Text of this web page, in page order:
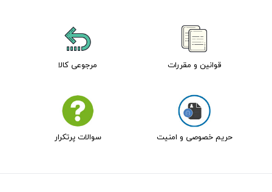
قوانین و مقررات مرجوعی کالا
حریم خصوصی و امنیت سوالات پرتکرار